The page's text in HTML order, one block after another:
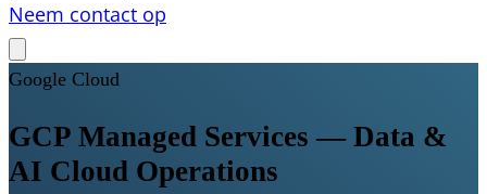
Neem contact op
Google Cloud
GCP Managed Services — Data &
AI Cloud Operations